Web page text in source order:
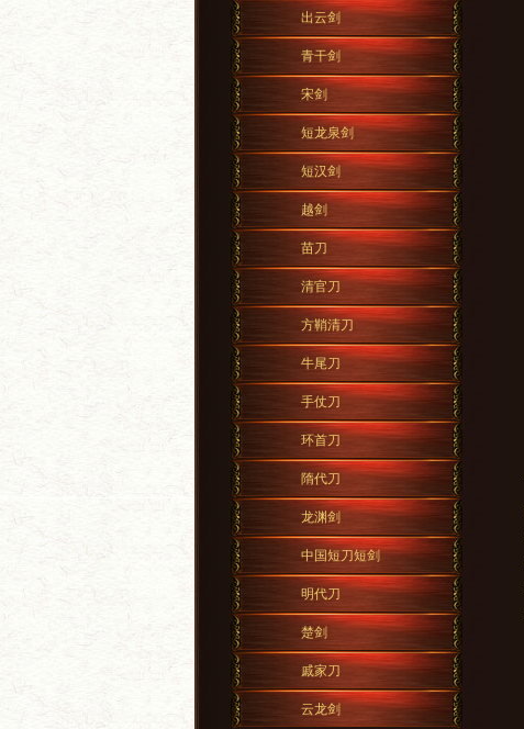
出云剑
青干剑
宋剑
短龙泉剑
短汉剑
越剑
苗刀
清官刀
方鞘清刀
牛尾刀
手仗刀
环首刀
隋代刀
龙渊剑
中国短刀短剑
明代刀
楚剑
戚家刀
云龙剑